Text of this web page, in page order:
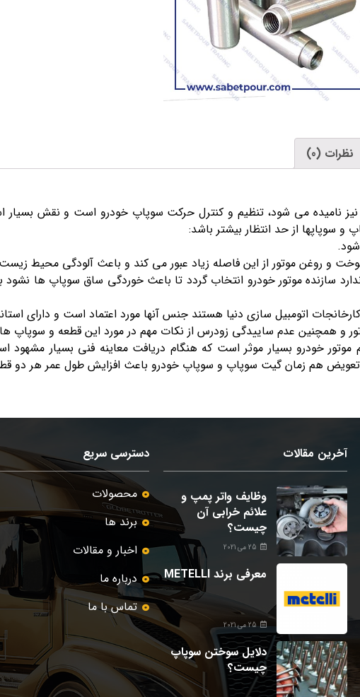
نظرات (0)
نامیده می شود، تنظیم و کنترل حرکت سوپاپ خودرو است و نقش
سوپاپها از حد انتظار بیشتر باشد:
و روغن موتور از این فاصله زیاد عبور می کند و باعث آلودگی محیط
سازنده موتور خودرو انتخاب گردد تا باعث خوردگی ساق سوپاپ ها نشود
اتومبیل سازی دنیا هستند جنس آنها مورد اعتماد است و دارای
و همچنین عدم ساییدگی زودرس از نکات مهم در مورد این قطعه و سوپاپ
موتور خودرو بسیار موثر است که هنگام دریافت معاینه فنی بسیار
هم زمان گیت سوپاپ و سوپاپ خودرو باعث افزایش طول عمر هر دو
آخرین مقالات
وظایف واتر پمپ و
علائم خرابی آن
چیست؟
25 می 2021
معرفی برند METELLI
25 می 2021
دلایل سوختن سوپاپ
چیست؟
دسترسی سریع
محصولات
برند ها
اخبار و مقالات
درباره ما
تماس با ما